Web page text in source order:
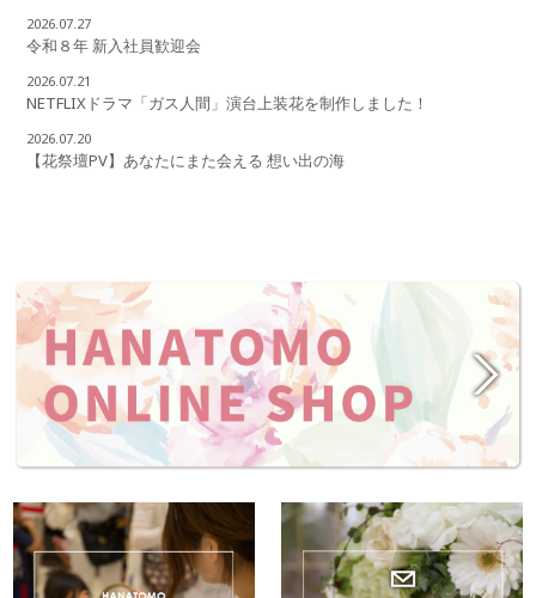
2026.07.27
令和８年 新入社員歓迎会
2026.07.21
NETFLIXドラマ「ガス人間」演台上装花を制作しました！
2026.07.20
【花祭壇PV】あなたにまた会える 想い出の海